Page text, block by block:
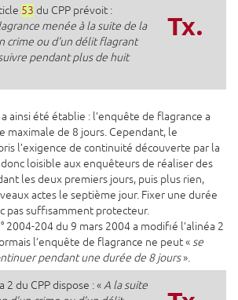
Tx.
53 du CPP prévoit :
menée à la suite de la
crime ou d'un délit flagrant
pendant plus de huit
ainsi été établie : l’enquête de flagrance a
maximale de 8 jours. Cependant, le
l’exigence de continuité découverte par la
loisible aux enquêteurs de réaliser des
les deux premiers jours, puis plus rien,
actes le septième jour. Fixer une durée
pas suffisamment protecteur.
2004-204 du 9 mars 2004 a modifié l’alinéa 2
l’enquête de flagrance ne peut «se
pendant une durée de 8 jours».
2 du CPP dispose : «A la suite